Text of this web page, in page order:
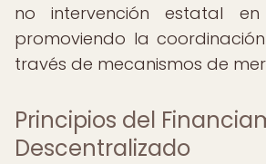
no intervención estatal
promoviendo la
través de mecanismos de
Principios del
Descentralizado